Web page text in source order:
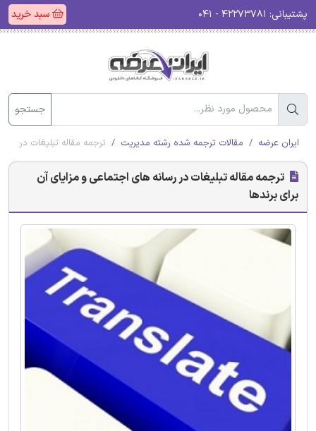
پشتیبانی: سبد خرید
جستجو
ایران عرضه مقالات ترجمه شده رشته مدیریت ترجمه مقاله تبلیغات در
ترجمه مقاله تبلیغات در رسانه های اجتماعی و مزایای آن
برای برندها